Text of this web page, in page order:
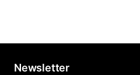
Newsletter